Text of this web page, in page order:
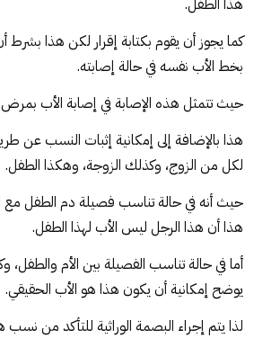
هذا الطفل.
كما يجوز أن يقوم بكتابة إقرار لكن هذا بشرط
بخط الأب نفسه في حالة إصابته.
حيث تتمثل هذه الإصابة في إصابة الأب
هذا بالإضافة إلى إمكانية إثبات النسب عن
لكل من الزوج، وكذلك الزوجة، وهكذا الطفل.
حيث أنه في حالة تناسب فصيلة دم الطفل مع
هذا أن ه‍ذا الرجل ليس الأب لهذا الطفل.
أما في حالة تناسب الفصيلة بين الأم والطفل،
يوضح إمكانية أن يكون هذا هو الأب الحقيقي.
لذا يتم إجراء البصمة الوراثية للتأكد من